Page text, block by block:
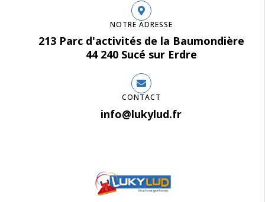
NOTRE ADRESSE
213 Parc d'activités de la Baumondière
44 240 Sucé sur Erdre
CONTACT
info@lukylud.fr